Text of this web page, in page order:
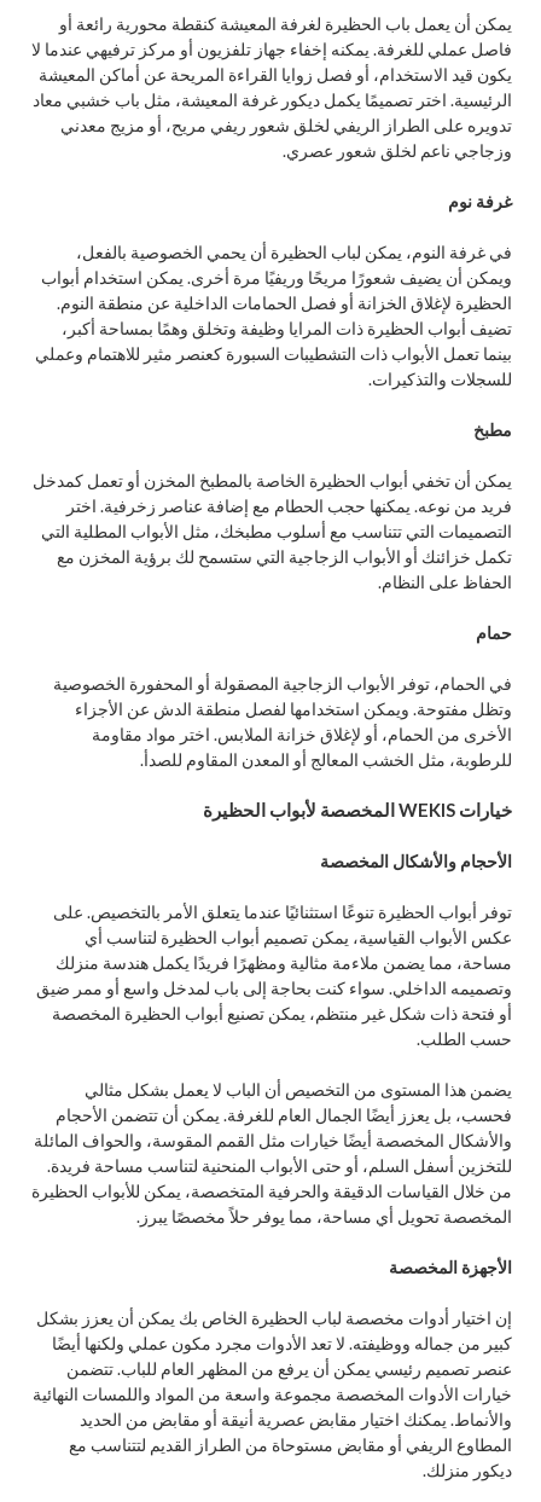
يمكن أن يعمل باب الحظيرة لغرفة المعيشة كنقطة محورية رائعة أو
فاصل عملي للغرفة. يمكنه إخفاء جهاز تلفزيون أو مركز ترفيهي عندما لا
يكون قيد الاستخدام، أو فصل زوايا القراءة المريحة عن أماكن المعيشة
الرئيسية. اختر تصميمًا يكمل ديكور غرفة المعيشة، مثل باب خشبي معاد
تدويره على الطراز الريفي لخلق شعور ريفي مريح، أو مزيج معدني
وزجاجي ناعم لخلق شعور عصري.
غرفة نوم
في غرفة النوم، يمكن لباب الحظيرة أن يحمي الخصوصية بالفعل،
ويمكن أن يضيف شعورًا مريحًا وريفيًا مرة أخرى. يمكن استخدام أبواب
الحظيرة لإغلاق الخزانة أو فصل الحمامات الداخلية عن منطقة النوم.
تضيف أبواب الحظيرة ذات المرايا وظيفة وتخلق وهمًا بمساحة أكبر،
بينما تعمل الأبواب ذات التشطيبات السبورة كعنصر مثير للاهتمام وعملي
للسجلات والتذكيرات.
مطبخ
يمكن أن تخفي أبواب الحظيرة الخاصة بالمطبخ المخزن أو تعمل كمدخل
فريد من نوعه. يمكنها حجب الحطام مع إضافة عناصر زخرفية. اختر
التصميمات التي تتناسب مع أسلوب مطبخك، مثل الأبواب المطلية التي
تكمل خزائنك أو الأبواب الزجاجية التي ستسمح لك برؤية المخزن مع
الحفاظ على النظام.
حمام
في الحمام، توفر الأبواب الزجاجية المصقولة أو المحفورة الخصوصية
وتظل مفتوحة. ويمكن استخدامها لفصل منطقة الدش عن الأجزاء
الأخرى من الحمام، أو لإغلاق خزانة الملابس. اختر مواد مقاومة
للرطوبة، مثل الخشب المعالج أو المعدن المقاوم للصدأ.
خيارات WEKIS المخصصة لأبواب الحظيرة
الأحجام والأشكال المخصصة
توفر أبواب الحظيرة تنوعًا استثنائيًا عندما يتعلق الأمر بالتخصيص. على
عكس الأبواب القياسية، يمكن تصميم أبواب الحظيرة لتناسب أي
مساحة، مما يضمن ملاءمة مثالية ومظهرًا فريدًا يكمل هندسة منزلك
وتصميمه الداخلي. سواء كنت بحاجة إلى باب لمدخل واسع أو ممر ضيق
أو فتحة ذات شكل غير منتظم، يمكن تصنيع أبواب الحظيرة المخصصة
حسب الطلب.
يضمن هذا المستوى من التخصيص أن الباب لا يعمل بشكل مثالي
فحسب، بل يعزز أيضًا الجمال العام للغرفة. يمكن أن تتضمن الأحجام
والأشكال المخصصة أيضًا خيارات مثل القمم المقوسة، والحواف المائلة
للتخزين أسفل السلم، أو حتى الأبواب المنحنية لتناسب مساحة فريدة.
من خلال القياسات الدقيقة والحرفية المتخصصة، يمكن للأبواب الحظيرة
المخصصة تحويل أي مساحة، مما يوفر حلاً مخصصًا يبرز.
الأجهزة المخصصة
إن اختيار أدوات مخصصة لباب الحظيرة الخاص بك يمكن أن يعزز بشكل
كبير من جماله ووظيفته. لا تعد الأدوات مجرد مكون عملي ولكنها أيضًا
عنصر تصميم رئيسي يمكن أن يرفع من المظهر العام للباب. تتضمن
خيارات الأدوات المخصصة مجموعة واسعة من المواد واللمسات النهائية
والأنماط. يمكنك اختيار مقابض عصرية أنيقة أو مقابض من الحديد
المطاوع الريفي أو مقابض مستوحاة من الطراز القديم لتتناسب مع
ديكور منزلك.